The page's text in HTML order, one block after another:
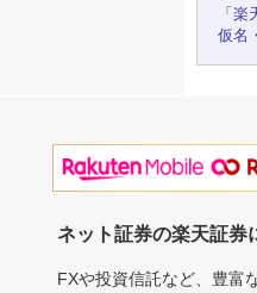
「
仮名
ネット証券の楽天証券
FXや投資信託など、豊富